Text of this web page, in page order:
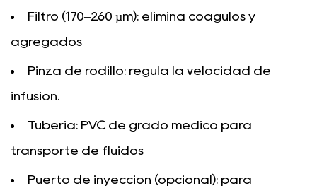
Filtro (170–260 µm): elimina coágulos y
agregados
Pinza de rodillo: regula la velocidad de
infusión.
Tubería: PVC de grado médico para
transporte de fluidos
Puerto de inyección (opcional): para